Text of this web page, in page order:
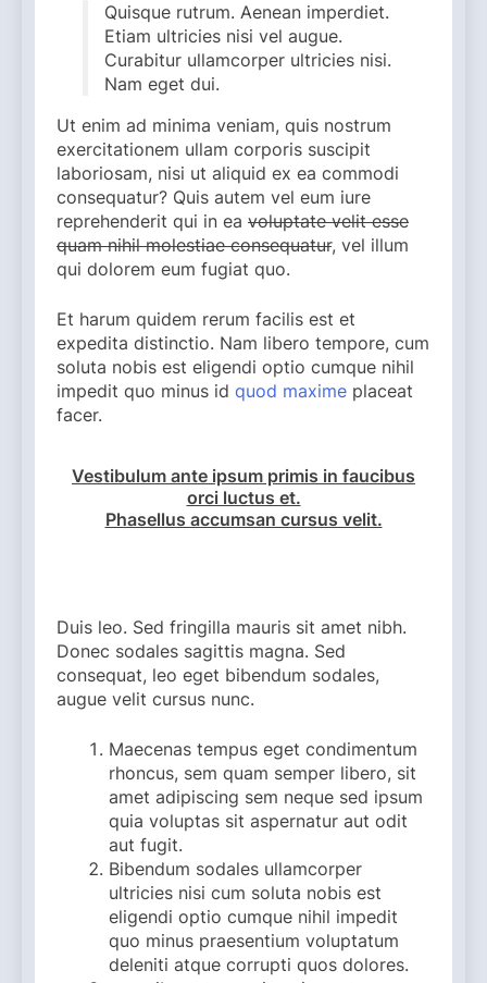
Quisque rutrum. Aenean imperdiet.
Etiam ultricies nisi vel augue.
Curabitur ullamcorper ultricies nisi.
Nam eget dui.
Ut enim ad minima veniam, quis nostrum
exercitationem ullam corporis suscipit
laboriosam, nisi ut aliquid ex ea commodi
consequatur? Quis autem vel eum iure
reprehenderit qui in ea voluptate velit esse
quam nihil molestiae consequatur, vel illum
qui dolorem eum fugiat quo.
Et harum quidem rerum facilis est et
expedita distinctio. Nam libero tempore, cum
soluta nobis est eligendi optio cumque nihil
impedit quo minus id quod maxime placeat
facer.
Vestibulum ante ipsum primis in faucibus
orci luctus et.
Phasellus accumsan cursus velit.
Duis leo. Sed fringilla mauris sit amet nibh.
Donec sodales sagittis magna. Sed
consequat, leo eget bibendum sodales,
augue velit cursus nunc.
Maecenas tempus eget condimentum
rhoncus, sem quam semper libero, sit
amet adipiscing sem neque sed ipsum
quia voluptas sit aspernatur aut odit
aut fugit.
Bibendum sodales ullamcorper
ultricies nisi cum soluta nobis est
eligendi optio cumque nihil impedit
quo minus praesentium voluptatum
deleniti atque corrupti quos dolores.